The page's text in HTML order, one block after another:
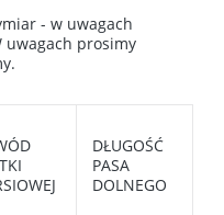
- w uwagach
uwagach prosimy
DŁUGOŚĆ
PASA
DOLNEGO